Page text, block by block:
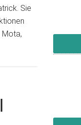
Sie
Mota,